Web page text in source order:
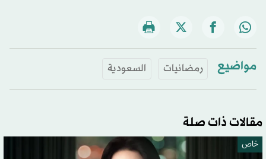
مواضيع رمضانيات السعودية
مقالات ذات صلة
خاص